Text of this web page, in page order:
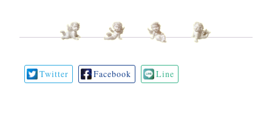
Twitter Facebook Line